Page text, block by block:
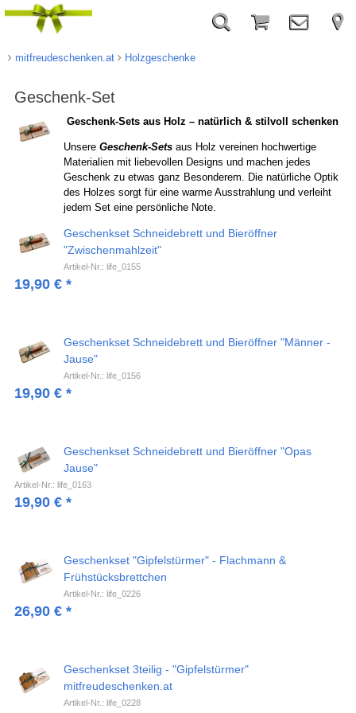
mitfreudeschenken.at Holzgeschenke
Geschenk-Set
Geschenk-Sets aus Holz – natürlich & stilvoll schenken
Unsere Geschenk-Sets aus Holz vereinen hochwertige
Materialien mit liebevollen Designs und machen jedes
Geschenk zu etwas ganz Besonderem. Die natürliche Optik
des Holzes sorgt für eine warme Ausstrahlung und verleiht
jedem Set eine persönliche Note.
Geschenkset Schneidebrett und Bieröffner
"Zwischenmahlzeit"
Artikel-Nr.: life_0155
19,90 €*
Geschenkset Schneidebrett und Bieröffner "Männer -
Jause"
Artikel-Nr.: life_0156
19,90 €*
Geschenkset Schneidebrett und Bieröffner "Opas
Jause"
Artikel-Nr.: life_0163
19,90 €*
Geschenkset "Gipfelstürmer" - Flachmann &
Frühstücksbrettchen
Artikel-Nr.: life_0226
26,90 €*
Geschenkset 3teilig - "Gipfelstürmer"
mitfreudeschenken.at
Artikel-Nr.: life_0228